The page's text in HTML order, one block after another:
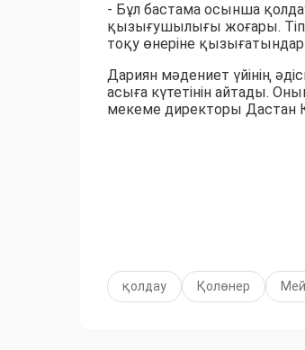
- Бұл бастама осынша
қызығушылығы жоғары.
тоқу өнеріне
Дариян мәдениет үйінің
асыға күтетінін айтады.
мекеме директоры Дастан
қолдау Қолөнер